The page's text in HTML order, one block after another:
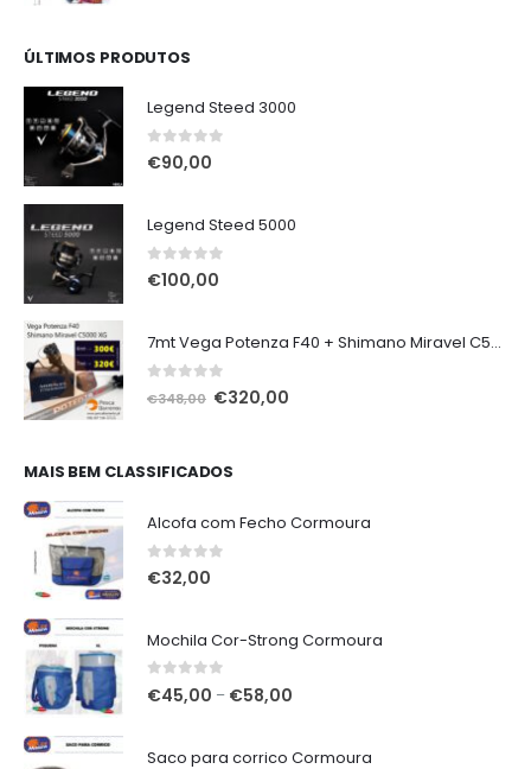
ÚLTIMOS PRODUTOS
Legend Steed 3000
0out of 5
€90,00
Legend Steed 5000
0out of 5
€100,00
7mt Vega Potenza F40 + Shimano Miravel C5000 XG
€348,00 O
era:
€320,00
MAIS BEM CLASSIFICADOS
Alcofa com Fecho Cormoura
0out of 5
€32,00
Mochila Cor-Strong Cormoura
0out of 5
€45,00 – €58,00
Saco para corrico Cormoura